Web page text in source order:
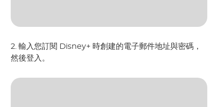
2. 輸入您訂閱 Disney+ 時創建的電子郵件地址與密碼，
然後登入。